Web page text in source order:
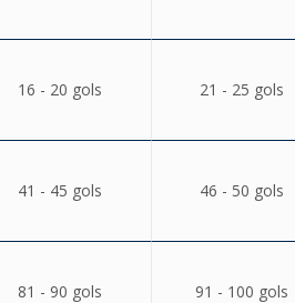
16 - 20 gols 21 - 25 gols
41 - 45 gols 46 - 50 gols
81 - 90 gols 91 - 100 gols